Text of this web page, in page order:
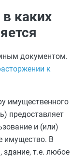
каких
документом.
к
имущественного
предоставляет
и (или)
имущество. В
здание, т.е. любое